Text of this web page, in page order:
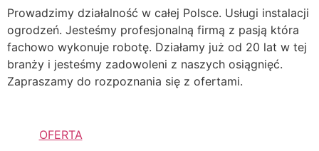
Prowadzimy działalność w całej Polsce. Usługi instalacji
ogrodzeń. Jesteśmy profesjonalną firmą z pasją która
fachowo wykonuje robotę. Działamy już od 20 lat w tej
branży i jesteśmy zadowoleni z naszych osiągnięć.
Zapraszamy do rozpoznania się z ofertami.
OFERTA